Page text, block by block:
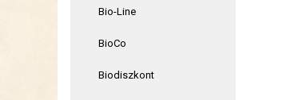
Bio-Line
BioCo
Biodiszkont